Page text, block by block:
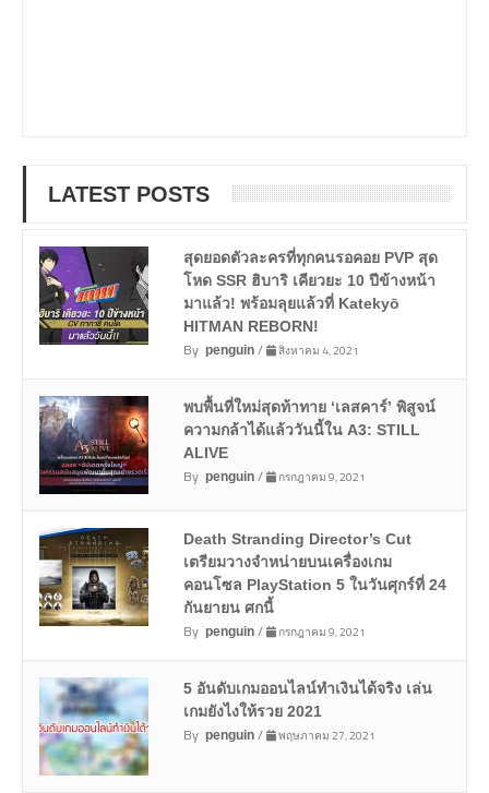
LATEST POSTS
สุดยอดตัวละครที่ทุกคนรอคอย PVP สุด
โหด SSR ฮิบาริ เคียวยะ 10 ปีข้างหน้า
มาแล้ว! พร้อมลุยแล้วที่ Katekyō
HITMAN REBORN!
By penguin/ สิงหาคม 4, 2021
พบพื้นที่ใหม่สุดท้าทาย ‘เลสคาร์’ พิสูจน์
ความกล้าได้แล้ววันนี้ใน A3: STILL
ALIVE
By penguin/ กรกฎาคม 9, 2021
Death Stranding Director’s Cut
เตรียมวางจำหน่ายบนเครื่องเกม
คอนโซล PlayStation 5 ในวันศุกร์ที่ 24
กันยายน ศกนี้
By penguin/ กรกฎาคม 9, 2021
5 อันดับเกมออนไลน์ทำเงินได้จริง เล่น
เกมยังไงให้รวย 2021
By penguin/ พฤษภาคม 27, 2021